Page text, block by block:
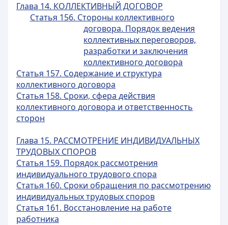
Глава 14. КОЛЛЕКТИВНЫЙ ДОГОВОР
Статья 156. Стороны коллективного
договора. Порядок ведения
коллективных переговоров,
разработки и заключения
коллективного договора
Статья 157. Содержание и структура
коллективного договора
Статья 158. Сроки, сфера действия
коллективного договора и ответственность
сторон
Глава 15. РАССМОТРЕНИЕ ИНДИВИДУАЛЬНЫХ
ТРУДОВЫХ СПОРОВ
Статья 159. Порядок рассмотрения
индивидуального трудового спора
Статья 160. Сроки обращения по рассмотрению
индивидуальных трудовых споров
Статья 161. Восстановление на работе
работника